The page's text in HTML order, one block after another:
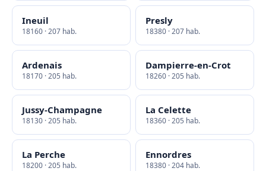
Ineuil
18160 · 207 hab.
Presly
18380 · 207 hab.
Ardenais
18170 · 205 hab.
Dampierre-en-Crot
18260 · 205 hab.
Jussy-Champagne
18130 · 205 hab.
La Celette
18360 · 205 hab.
La Perche
18200 · 205 hab.
Ennordres
18380 · 204 hab.